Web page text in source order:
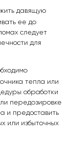
давящую
ее до
следует
для
тепла или
обработки
передозировке
и предоставить
или избыточных